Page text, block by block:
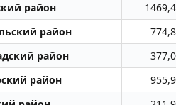
район
1469,4
район
774,8
район
377,0
район
955,9